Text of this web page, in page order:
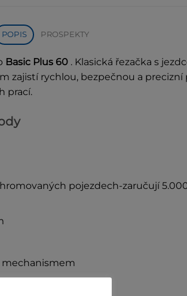
POPIS PROSPEKTY
Basic Plus 60. Klasická řezačka s
zajistí rychlou, bezpečnou a precizní
prací.
pojezdech-zaručují
mechanismem